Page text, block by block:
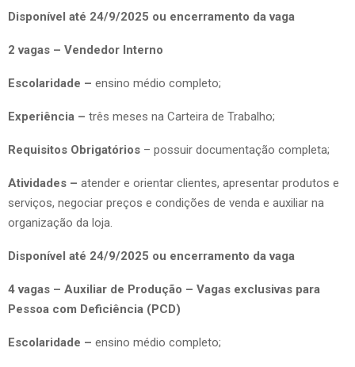
Disponível até 24/9/2025 ou encerramento da vaga
2 vagas – Vendedor Interno
Escolaridade – ensino médio completo;
Experiência – três meses na Carteira de Trabalho;
Requisitos Obrigatórios – possuir documentação completa;
Atividades – atender e orientar clientes, apresentar produtos e
serviços, negociar preços e condições de venda e auxiliar na
organização da loja.
Disponível até 24/9/2025 ou encerramento da vaga
4 vagas – Auxiliar de Produção – Vagas exclusivas para
Pessoa com Deficiência (PCD)
Escolaridade – ensino médio completo;